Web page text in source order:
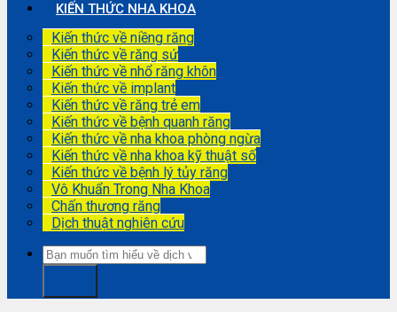
KIẾN THỨC NHA KHOA
Kiến thức về niềng răng
Kiến thức về răng sứ
Kiến thức về nhổ răng khôn
Kiến thức về implant
Kiến thức về răng trẻ em
Kiến thức về bệnh quanh răng
Kiến thức về nha khoa phòng ngừa
Kiến thức về nha khoa kỹ thuật số
Kiến thức về bệnh lý tủy răng
Vô Khuẩn Trong Nha Khoa
Chấn thương răng
Dịch thuật nghiên cứu